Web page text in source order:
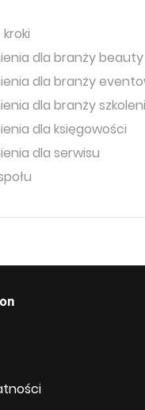
dla branży beauty
dla branży
dla branży
dla księgowości
dla serwisu